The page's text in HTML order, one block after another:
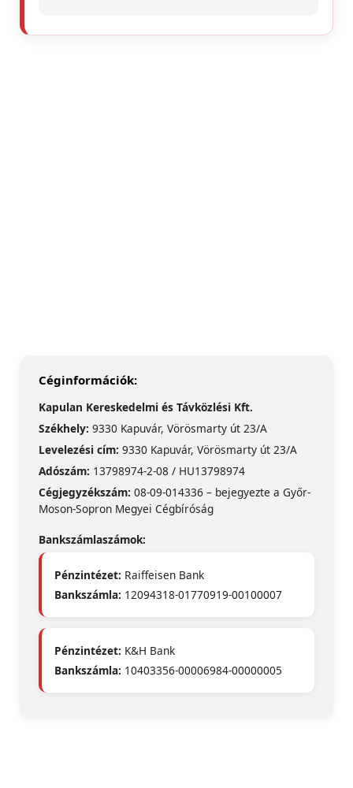
Céginformációk:
Kapulan Kereskedelmi és Távközlési Kft.
Székhely: 9330 Kapuvár, Vörösmarty út 23/A
Levelezési cím: 9330 Kapuvár, Vörösmarty út 23/A
Adószám: 13798974-2-08 / HU13798974
Cégjegyzékszám: 08-09-014336 – bejegyezte a Győr-
Moson-Sopron Megyei Cégbíróság
Bankszámlaszámok:
Pénzintézet: Raiffeisen Bank
Bankszámla: 12094318-01770919-00100007
Pénzintézet: K&H Bank
Bankszámla: 10403356-00006984-00000005